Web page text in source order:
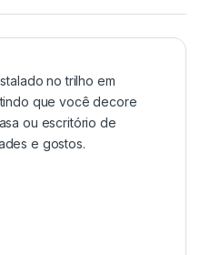
no trilho em
que você decore
ou escritório de
e gostos.